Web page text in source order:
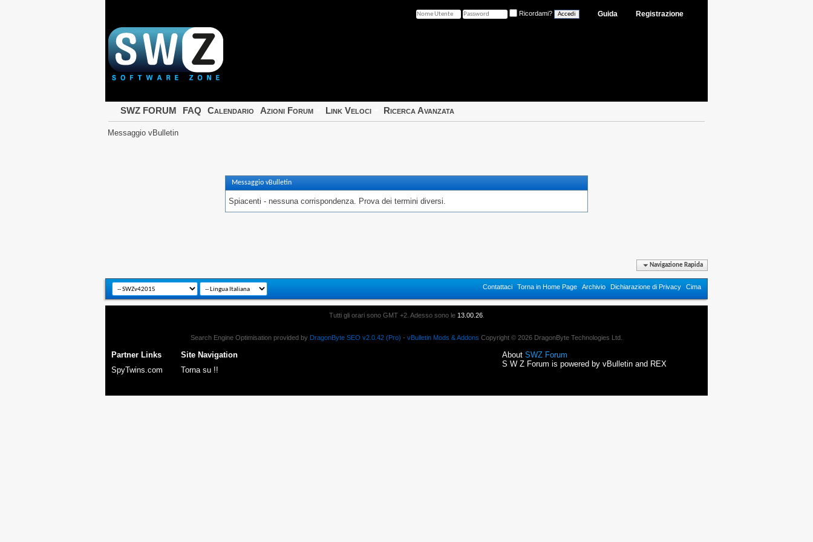
Registrazione
Guida
Ricordami?
SWZ FORUM FAQ Calendario Azioni Forum Link Veloci Ricerca Avanzata
Messaggio vBulletin
Messaggio vBulletin
Spiacenti - nessuna corrispondenza. Prova dei termini diversi.
Navigazione Rapida
Contattaci Torna in Home Page Archivio Dichiarazione di Privacy Cima
Tutti gli orari sono GMT +2. Adesso sono le 13.00.26.
Search Engine Optimisation provided by DragonByte SEO v2.0.42 (Pro) - vBulletin Mods & Addons Copyright © 2026 DragonByte Technologies Ltd.
Partner Links
SpyTwins.com
Site Navigation
Torna su !!
About SWZ Forum
S W Z Forum is powered by vBulletin and REX